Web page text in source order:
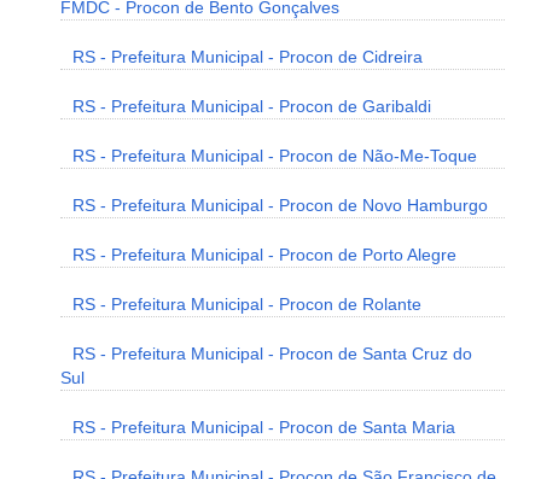
FMDC - Procon de Bento Gonçalves
RS - Prefeitura Municipal - Procon de Cidreira
RS - Prefeitura Municipal - Procon de Garibaldi
RS - Prefeitura Municipal - Procon de Não-Me-Toque
RS - Prefeitura Municipal - Procon de Novo Hamburgo
RS - Prefeitura Municipal - Procon de Porto Alegre
RS - Prefeitura Municipal - Procon de Rolante
RS - Prefeitura Municipal - Procon de Santa Cruz do
Sul
RS - Prefeitura Municipal - Procon de Santa Maria